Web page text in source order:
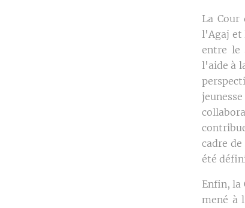
La Cour
l'Agaj et
entre le
l'aide à
cadre
été
Enfin, la
mené à